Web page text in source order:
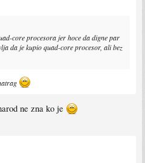
core procesora jer hoce da digne par
da je kupio quad-core procesor, ali bez
ne zna ko je